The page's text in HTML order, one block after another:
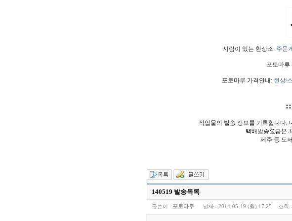
사람이 있는 현상소: 주문
포토마루
포토마루 가격안내: 현상/
작업물의 발송 정보를 기록합니다.
택배발송요금은
제주 등 도
140519 발송목록
글쓴이 : 포토마루 날짜 : 2014-05-19 (월) 17:25 조회 :